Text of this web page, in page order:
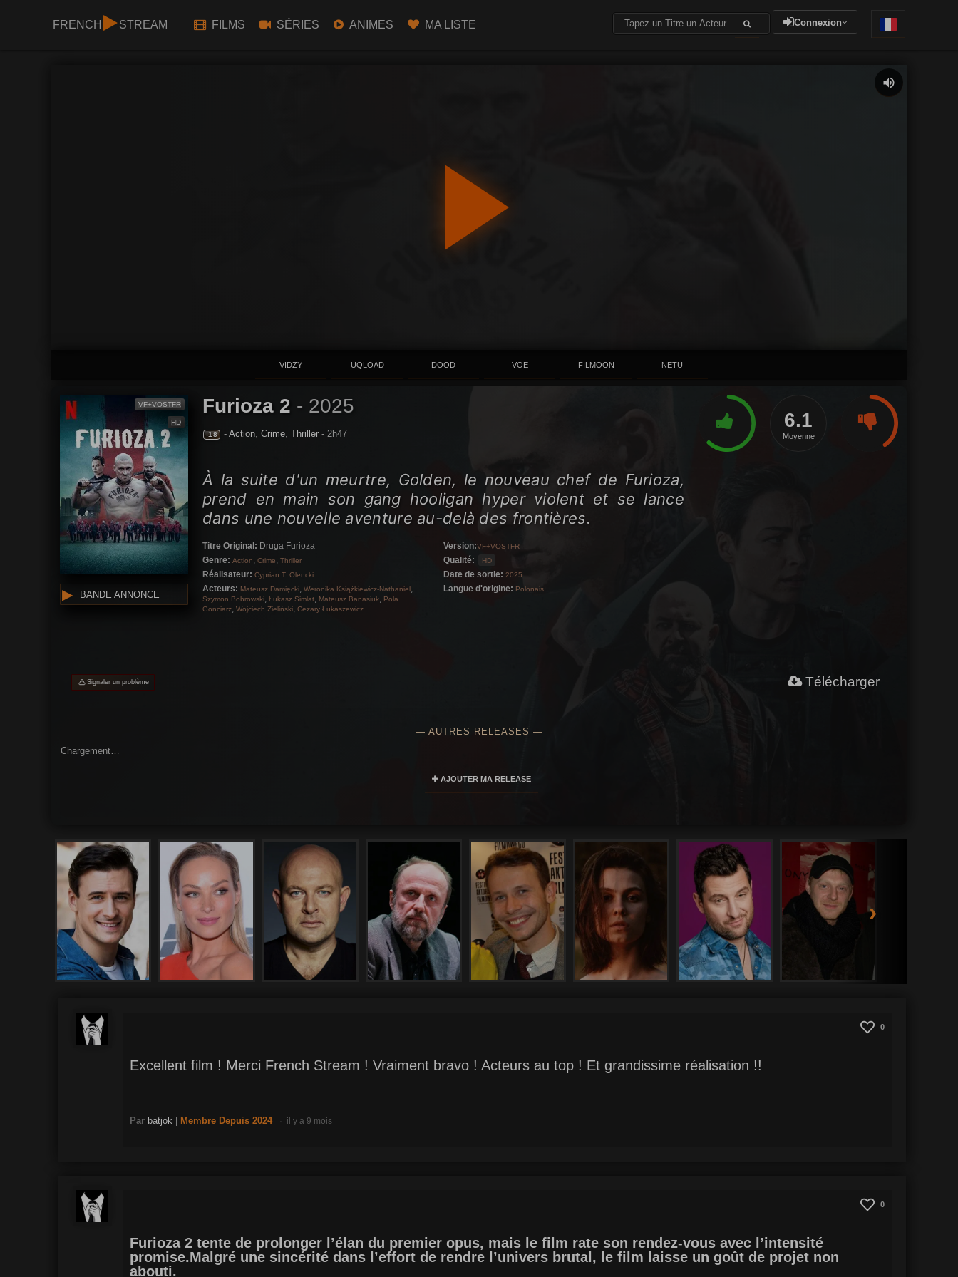
FRENCH STREAM FILMS SÉRIES ANIMES MA LISTE Connexion
VIDZY UQLOAD DOOD VOE FILMOON NETU
Furioza 2 - 2025
-18 - Action, Crime, Thriller - 2h47
À la suite d'un meurtre, Golden, le nouveau chef de Furioza,
prend en main son gang hooligan hyper violent et se lance
dans une nouvelle aventure au-delà des frontières.
Titre Original: Druga Furioza
Genre: Action, Crime, Thriller
Réalisateur: Cyprian T. Olencki
Acteurs: Mateusz Damięcki, Weronika Książkiewicz-Nathaniel,
Szymon Bobrowski, Łukasz Simlat, Mateusz Banasiuk, Pola
Gonciarz, Wojciech Zieliński, Cezary Łukaszewicz
Version:VF+VOSTFR
Qualité: HD
Date de sortie: 2025
Langue d'origine: Polonais
VF+VOSTFR
HD
BANDE ANNONCE
6.1
Moyenne
Signaler un problème Télécharger
— AUTRES RELEASES —
Chargement…
AJOUTER MA RELEASE
›
0
Excellent film ! Merci French Stream ! Vraiment bravo ! Acteurs au top ! Et grandissime réalisation !!
Par batjok Membre Depuis 2024 il y a 9 mois
0
Furioza 2 tente de prolonger l’élan du premier opus, mais le film rate son rendez-vous avec l’intensité
promise.Malgré une sincérité dans l’effort de rendre l’univers brutal, le film laisse un goût de projet non
abouti.